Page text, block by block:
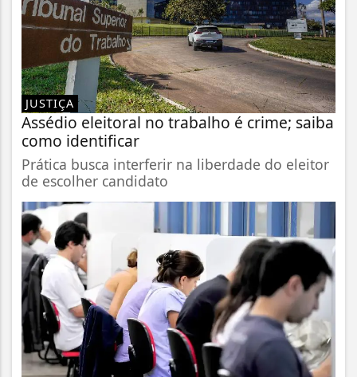
JUSTIÇA
Assédio eleitoral no trabalho é crime; saiba
como identificar
Prática busca interferir na liberdade do eleitor
de escolher candidato